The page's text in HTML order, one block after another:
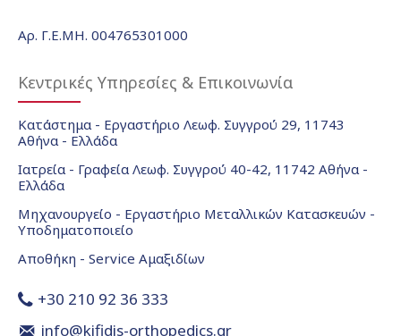
Αρ. Γ.Ε.ΜΗ. 004765301000
Κεντρικές Υπηρεσίες & Επικοινωνία
Κατάστημα - Εργαστήριο Λεωφ. Συγγρού 29, 11743
Αθήνα - Ελλάδα
Ιατρεία - Γραφεία Λεωφ. Συγγρού 40-42, 11742 Αθήνα -
Ελλάδα
Μηχανουργείο - Εργαστήριο Μεταλλικών Κατασκευών -
Υποδηματοποιείο
Αποθήκη - Service Αμαξιδίων
+30 210 92 36 333
info@kifidis-orthopedics.gr